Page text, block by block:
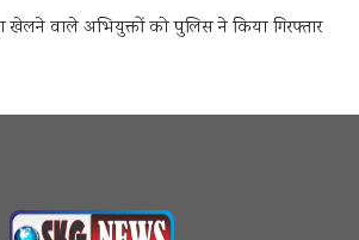
वाले अभियुक्तों को पुलिस ने किया गिरफ्तार